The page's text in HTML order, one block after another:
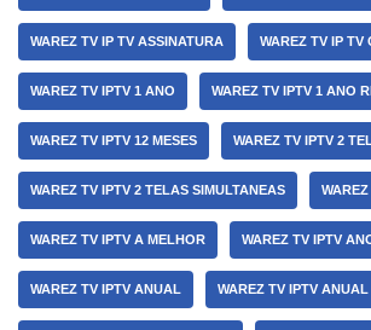
WAREZ TV IP TV ASSINATURA WAREZ TV IP TV
WAREZ TV IPTV 1 ANO WAREZ TV IPTV 1 ANO
WAREZ TV IPTV 12 MESES WAREZ TV IPTV 2
WAREZ TV IPTV 2 TELAS SIMULTANEAS
WAREZ TV IPTV A MELHOR WAREZ TV IPTV
WAREZ TV IPTV ANUAL WAREZ TV IPTV